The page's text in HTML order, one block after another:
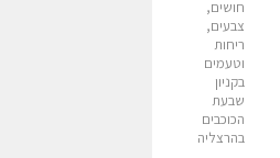
חושים,
צבעים,
ריחות
וטעמים
בקניון
שבעת
הכוכבים
בהרצליה